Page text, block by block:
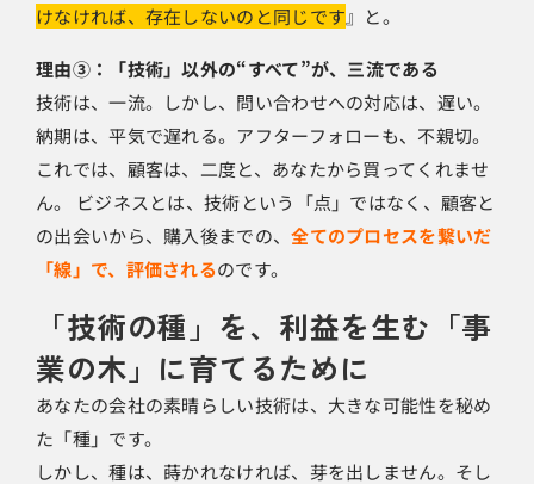
けなければ、存在しないのと同じです』と。
理由③：「技術」以外の“すべて”が、三流である
技術は、一流。しかし、問い合わせへの対応は、遅い。
納期は、平気で遅れる。アフターフォローも、不親切。
これでは、顧客は、二度と、あなたから買ってくれませ
ん。 ビジネスとは、技術という「点」ではなく、顧客と
の出会いから、購入後までの、全てのプロセスを繋いだ
「線」で、評価されるのです。
「技術の種」を、利益を生む「事
業の木」に育てるために
あなたの会社の素晴らしい技術は、大きな可能性を秘め
た「種」です。
しかし、種は、蒔かれなければ、芽を出しません。そし